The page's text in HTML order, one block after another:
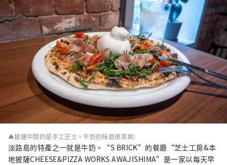
▲披薩中間的是手工芝士。牛奶的味道很清爽!
淡路島的特產之一就是牛奶。“S BRICK”的餐廳“芝士工房&本
地披薩CHEESE&PIZZA WORKS AWAJISHIMA”是一家以每天早